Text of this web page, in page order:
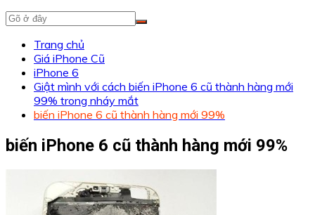
Trang chủ
Giá iPhone Cũ
iPhone 6
Giật mình với cách biến iPhone 6 cũ thành hàng mới
99% trong nháy mắt
biến iPhone 6 cũ thành hàng mới 99%
biến iPhone 6 cũ thành hàng mới 99%